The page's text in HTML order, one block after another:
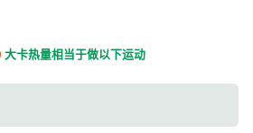
大卡热量相当于做以下运动